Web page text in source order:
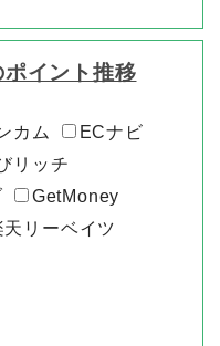
イント推移
カム
ECナビ
リッチ
GetMoney
天リーベイツ